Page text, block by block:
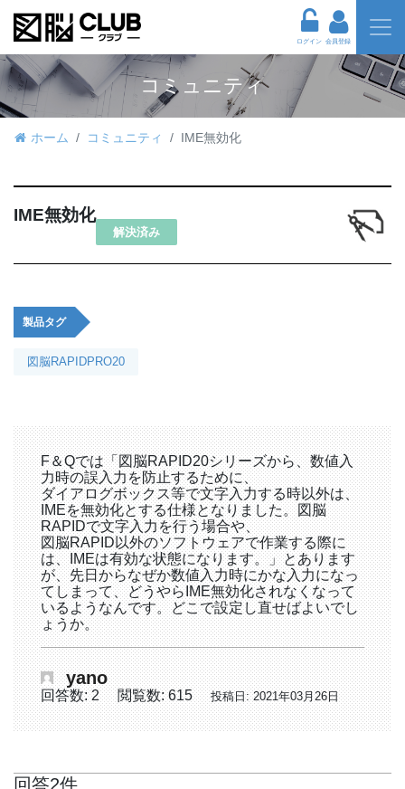
ログイン 会員登録
コミュニティ
ホーム コミュニティ IME無効化
IME無効化
解決済み
製品タグ
図脳RAPIDPRO20
F＆Qでは「図脳RAPID20シリーズから、数値入
力時の誤入力を防止するために、
ダイアログボックス等で文字入力する時以外は、
IMEを無効化とする仕様となりました。図脳
RAPIDで文字入力を行う場合や、
図脳RAPID以外のソフトウェアで作業する際に
は、IMEは有効な状態になります。」とあります
が、先日からなぜか数値入力時にかな入力になっ
てしまって、どうやらIME無効化されなくなって
いるようなんです。どこで設定し直せばよいでし
ょうか。
yano
回答数: 2 閲覧数: 615 投稿日: 2021年03月26日
回答2件